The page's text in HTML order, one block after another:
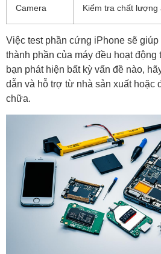
Camera Kiểm tra chất lượng
Việc test phần cứng iPhone sẽ
thành phần của máy đều hoạt động
bạn phát hiện bất kỳ vấn đề nào,
dẫn và hỗ trợ từ nhà sản xuất hoặc
chữa.